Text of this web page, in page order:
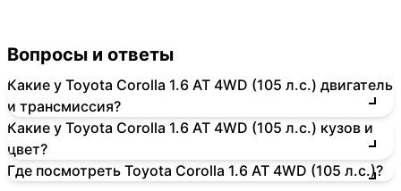
Вопросы и ответы
Какие у Toyota Corolla 1.6 AT 4WD (105 л.с.) двигатель
и трансмиссия?
Какие у Toyota Corolla 1.6 AT 4WD (105 л.с.) кузов и
цвет?
Где посмотреть Toyota Corolla 1.6 AT 4WD (105 л.с.)?